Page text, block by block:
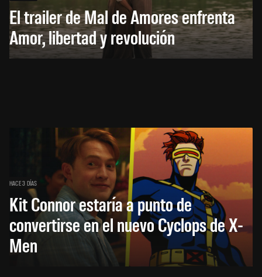
El trailer de Mal de Amores enfrenta
Amor, libertad y revolución
HACE 3 DÍAS
Kit Connor estaría a punto de
convertirse en el nuevo Cyclops de X-
Men